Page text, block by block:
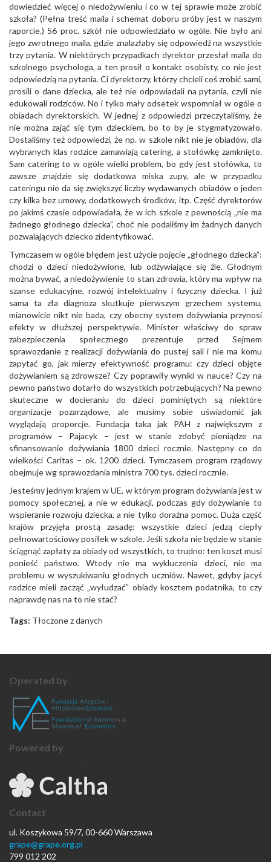
dowiedzieć więcej o niedożywieniu i co w tej sprawie może zrobić
szkoła? (Pełna treść maila i schemat doboru próby jest w naszym
raporcie.) 56 proc. szkół nie odpowiedziało w ogóle. Nie było ani
jego zwrotnego maila, gdzie znalazłaby się odpowiedź na wszystkie
trzy pytania. W niektórych przypadkach dyrektor przesłał maila do
szkolnego psychologa, a ten prosił o kontakt osobisty, co nie jest
odpowiedzią na pytania. Ci dyrektorzy, którzy chcieli coś zrobić sami,
prosili o dane dziecka, ale też nie odpowiadali na pytania, czyli nie
edukowali rodziców. No i tylko mały odsetek wspomniał w ogóle o
obiadach dyrektorskich. W jednej z odpowiedzi przeczytaliśmy, że
nie można zająć się tym dzieckiem, bo to by je stygmatyzowało.
Dostaliśmy też odpowiedzi, że np. w szkole nikt nie je obiadów, dla
wybranych klas rodzice zamawiają catering, a stołówkę zamknięto.
Sam catering to w ogóle wielki problem, bo gdy jest stołówka, to
zawsze znajdzie się dodatkowa miska zupy, ale w przypadku
cateringu nie da się zwiększyć liczby wydawanych obiadów o jeden
czy kilka bez umowy, dodatkowych środków, itp. Część dyrektorów
po jakimś czasie odpowiadała, że w ich szkole z pewnością „nie ma
żadnego głodnego dziecka”, choć nie podaliśmy im żadnych danych
pozwalających dziecko zidentyfikować.
Tymczasem w ogóle błędem jest użycie pojęcie „głodnego dziecka”:
chodzi o dzieci niedożywione, lub odżywiające się źle. Głodnym
można bywać, a niedożywienie to stan zdrowia, który ma wpływ na
szanse edukacyjne, rozwój intelektualny i fizyczny dziecka. I już
sama ta zła diagnoza skutkuje pierwszym grzechem systemu,
mianowicie nikt nie bada, czy obecny system dożywiania przynosi
efekty w dłuższej perspektywie. Minister właściwy do spraw
zabezpieczenia społecznego prezentuje przed Sejmem
sprawozdanie z realizacji dożywiania do pustej sali i nie ma komu
zapytać go, jak mierzy efektywność programu: czy dzieci objęte
dożywianiem są zdrowsze? Czy poprawiły wyniki w nauce? Czy na
pewno państwo dotarło do wszystkich potrzebujących? Na pewno
skuteczne w docieraniu do dzieci pominiętych są niektóre
organizacje pozarządowe, ale musimy sobie uświadomić jak
wyglądają proporcje. Fundacja taka jak PAH z największym z
programów – Pajacyk – jest w stanie zdobyć pieniądze na
sfinansowanie dożywiania 1800 dzieci rocznie. Następny co do
wielkości Caritas – ok. 1200 dzieci. Tymczasem program rządowy
obejmuje wg sprawozdania ministra 700 tys. dzieci rocznie.
Jesteśmy jednym krajem w UE, w którym program dożywiania jest w
pomocy społecznej, a nie w edukacji, podczas gdy dożywianie to
wspieranie rozwoju dziecka, a nie tylko doraźna pomoc. Duża część
krajów przyjęła prostą zasadę: wszystkie dzieci jedzą ciepły
pełnowartościowy posiłek w szkole. Jeśli szkoła nie będzie w stanie
ściągnąć zapłaty za obiady od wszystkich, to trudno: ten koszt musi
ponieść państwo. Wtedy nie ma wykluczenia dzieci, nie ma
problemu w wyszukiwaniu głodnych uczniów. Nawet, gdyby jacyś
rodzice mieli zacząć „wyłudzać” obiady kosztem podatnika, to czy
naprawdę nas na to nie stać?
Tags: Tłoczone z danych
Operated by
Powered by
Contact
ul. Koszykowa 59/7, 00-660 Warszawa
grape@grape.org.pl
799 012 202